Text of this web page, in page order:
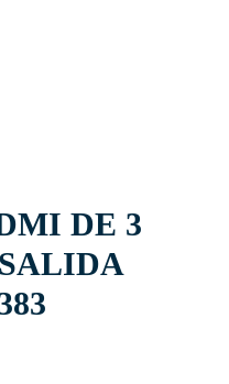
DE 3